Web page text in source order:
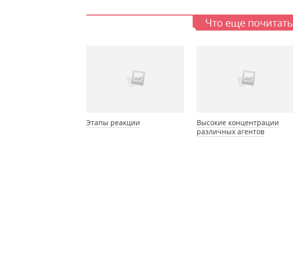
Что еще почитать
Этапы реакции
Высокие концентрации
различных агентов